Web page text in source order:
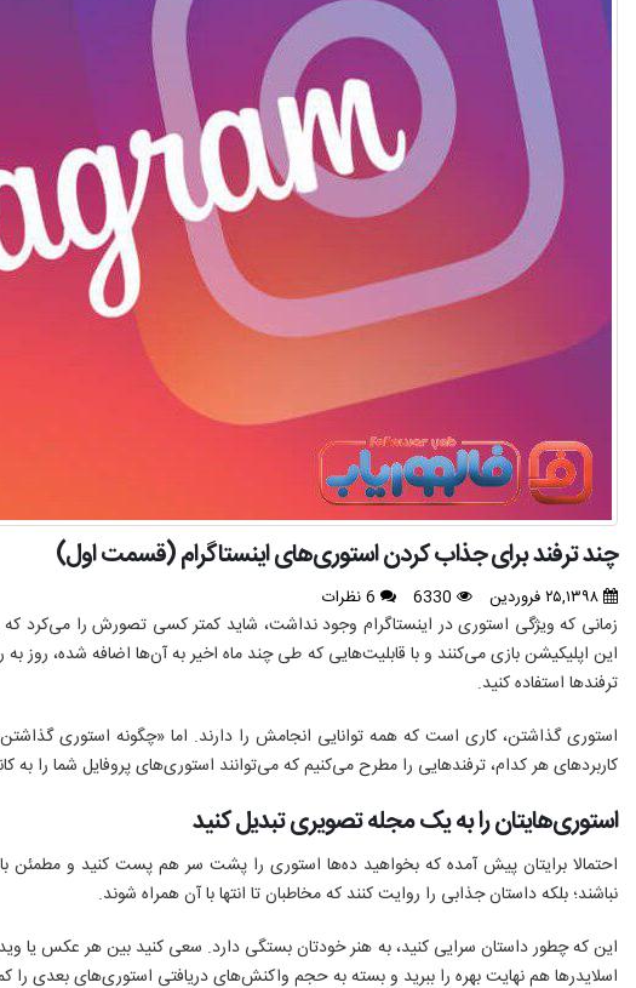
چند ترفند برای جذاب کردن استوری‌های اینستاگرام (قسمت اول)
زمانی که ویژگی استوری در اینستاگرام وجود نداشت، شاید کمتر کسی تصورش را می‌کرد
این اپلیکیشن بازی می‌کنند و با قابلیت‌هایی که طی چند ماه اخیر به آن‌ها اضافه شده، روز
ترفندها استفاده کنید.
استوری گذاشتن، کاری است که همه توانایی انجامش را دارند. اما «چگونه استوری
کاربردهای هر کدام، ترفندهایی را مطرح می‌کنیم که می‌توانند استوری‌های پروفایل شما را
استوری‌هایتان را به یک مجله تصویری تبدیل کنید
احتمالا برایتان پیش آمده که بخواهید ده‌ها استوری را پشت سر هم پست کنید و
نباشند؛ بلکه داستان جذابی را روایت کنند که مخاطبان تا انتها با آن همراه شوند.
این که چطور داستان سرایی کنید، به هنر خودتان بستگی دارد. سعی کنید بین هر عکس یا
اسلایدرها هم نهایت بهره را ببرید و بسته به حجم واکنش‌های دریافتی استوری‌های بعدی را